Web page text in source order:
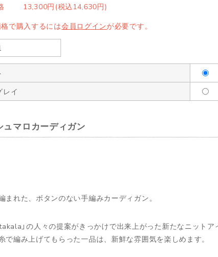
13,300円(税込14,630円)
で購入するには会員ログインが必要です。
レイ
ュマロカーディガン
まれた、ボタンのない手編みカーディガン。
」の人々の提案がきっかけで出来上がった新たなニットア
で編み上げてもらった一品は、新鮮な雰囲気を楽しめます。